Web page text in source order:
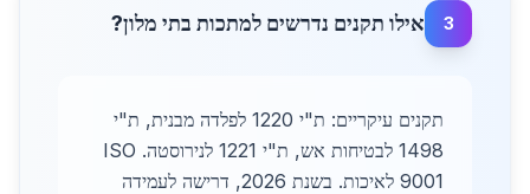
3 אילו תקנים נדרשים למתכות בתי מלון?
תקנים עיקריים: ת"י 1220 לפלדה מבנית, ת"י
1498 לבטיחות אש, ת"י 1221 לנירוסטה. ISO
9001 לאיכות. בשנת 2026, דרישה לעמידה